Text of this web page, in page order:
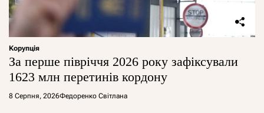
Корупція
За перше півріччя 2026 року зафіксували
1623 млн перетинів кордону
8 Серпня, 2026Федоренко Світлана